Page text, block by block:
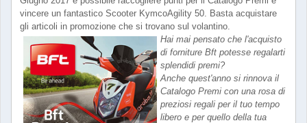
vincere un fantastico Scooter KymcoAgility 50. Basta acquistare
gli articoli in promozione che si trovano sul volantino.
Hai mai pensato che l'acquisto
di forniture Bft potesse regalarti
splendidi premi?
Anche quest'anno si rinnova il
Catalogo Premi con una rosa di
preziosi regali per il tuo tempo
libero e per quello della tua